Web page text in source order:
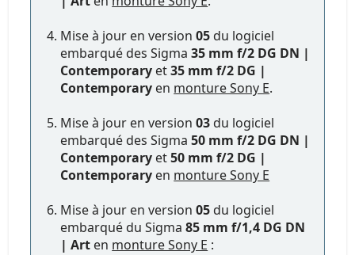
Mise à jour en version05 du logiciel
embarqué des Sigma35 mm f/2 DG DN |
Contemporary et35 mm f/2 DG |
Contemporary en monture Sony E.
Mise à jour en version03 du logiciel
embarqué des Sigma50 mm f/2 DG DN |
Contemporary et50 mm f/2 DG |
Contemporary en monture Sony E
Mise à jour en version05 du logiciel
embarqué du Sigma85 mm f/1,4 DG DN
| Art en monture Sony E :